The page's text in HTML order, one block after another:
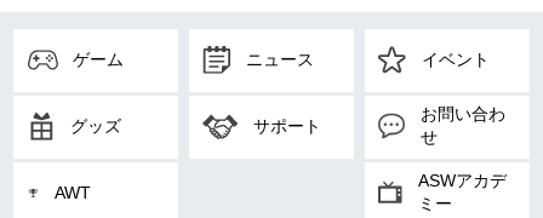
ゲーム ニュース イベント
グッズ サポート
お問い合わ
せ
AWT
ASWアカデ
ミー